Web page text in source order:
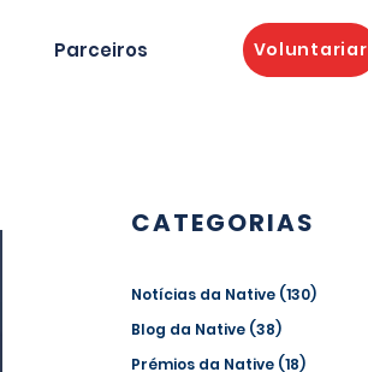
Parceiros Voluntariar
CATEGORIAS
Notícias da Native (130)
Blog da Native (38)
Prémios da Native (18)